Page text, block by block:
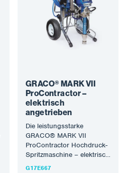
GRACO® MARK VII
ProContractor –
elektrisch
angetrieben
Die leistungsstarke
GRACO® MARK VII
ProContractor Hochdruck-
Spritzmaschine – elektrisch
angetrieben und auf
G17E667